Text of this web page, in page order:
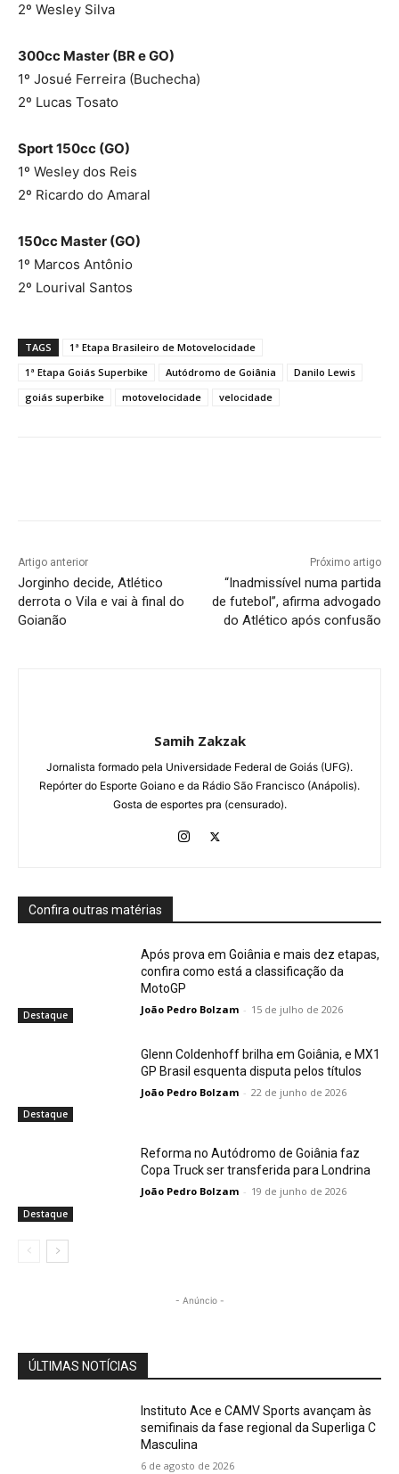
2º Wesley Silva
300cc Master (BR e GO)
1º Josué Ferreira (Buchecha)
2º Lucas Tosato
Sport 150cc (GO)
1º Wesley dos Reis
2º Ricardo do Amaral
150cc Master (GO)
1º Marcos Antônio
2º Lourival Santos
TAGS
1ª Etapa Brasileiro de Motovelocidade
1ª Etapa Goiás Superbike
Autódromo de Goiânia
Danilo Lewis
goiás superbike
motovelocidade velocidade
Artigo anterior
Jorginho decide, Atlético
derrota o Vila e vai à final do
Goianão
Próximo artigo
“Inadmissível numa partida
de futebol”, afirma advogado
do Atlético após confusão
Samih Zakzak
Jornalista formado pela Universidade Federal de Goiás (UFG).
Repórter do Esporte Goiano e da Rádio São Francisco (Anápolis).
Gosta de esportes pra (censurado).
Confira outras matérias
Destaque
Após prova em Goiânia e mais dez etapas,
confira como está a classificação da
MotoGP
João Pedro Bolzam - 15 de julho de 2026
Destaque
Glenn Coldenhoff brilha em Goiânia, e MX1
GP Brasil esquenta disputa pelos títulos
João Pedro Bolzam - 22 de junho de 2026
Destaque
Reforma no Autódromo de Goiânia faz
Copa Truck ser transferida para Londrina
João Pedro Bolzam - 19 de junho de 2026
- Anúncio -
ÚLTIMAS NOTÍCIAS
Instituto Ace e CAMV Sports avançam às
semifinais da fase regional da Superliga C
Masculina
6 de agosto de 2026